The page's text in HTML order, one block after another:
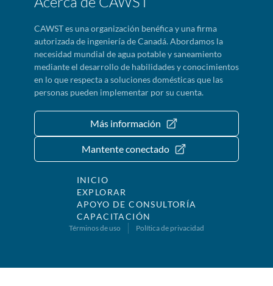
CAWST es una organización benéfica y una firma
autorizada de ingeniería de Canadá. Abordamos la
necesidad mundial de agua potable y saneamiento
mediante el desarrollo de habilidades y conocimientos
en lo que respecta a soluciones domésticas que las
personas pueden implementar por su cuenta.
Más información
Mantente conectado
INICIO
EXPLORAR
APOYO DE CONSULTORÍA
CAPACITACIÓN
Términos de uso Política de privacidad